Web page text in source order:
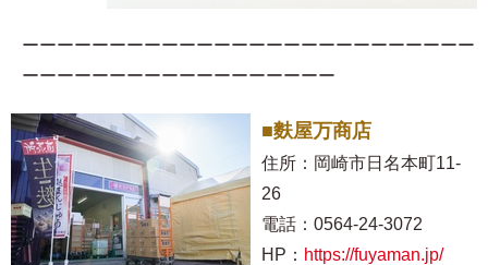
ーーーーーーーーーーーーーーーーーーーーーーーーーー
ーーーーーーーーーーーーーーーーーー
■麩屋万商店
住所：岡崎市日名本町11-
26
電話：0564-24-3072
HP： https://fuyaman.jp/